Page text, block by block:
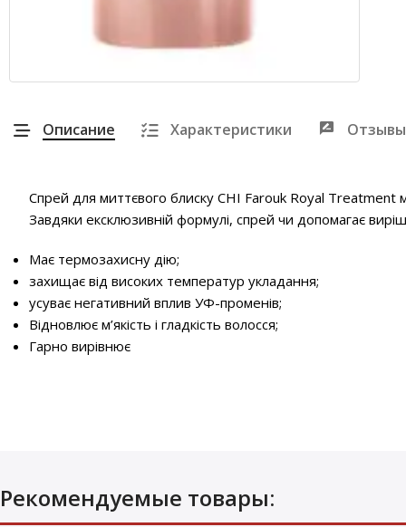
Описание Характеристики
Спрей для миттєвого блиску CHI Farouk Royal Treatment
Завдяки ексклюзивній формулі, спрей чи допомагає
Має термозахисну дію;
захищає від високих температур укладання;
усуває негативний вплив УФ-променів;
Відновлює м’якість і гладкість волосся;
Гарно вирівнює
Рекомендуемые товары: